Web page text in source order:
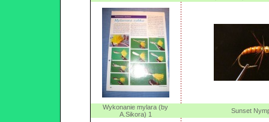
Wykonanie mylara (by
A.Sikora) 1
Sunset